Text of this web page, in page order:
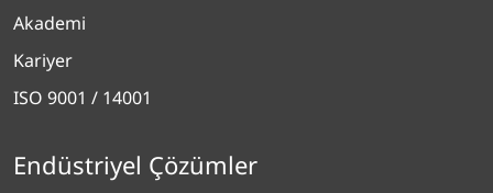
Akademi
Kariyer
ISO 9001 / 14001
Endüstriyel Çözümler